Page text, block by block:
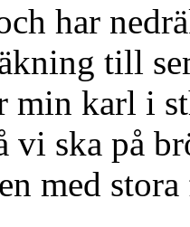
har
till
min karl i
vi ska på
med